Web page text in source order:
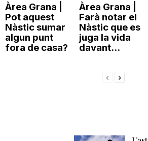
Àrea Grana |
Pot aquest
Nàstic sumar
algun punt
fora de casa?
Àrea Grana |
Farà notar el
Nàstic que es
juga la vida
davant...